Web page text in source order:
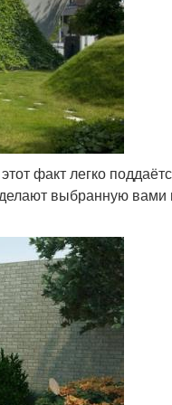
факт легко
выбранную вами